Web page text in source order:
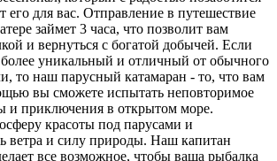
его для вас. Отправление в путешествие
займет 3 часа, что позволит вам
и вернуться с богатой добычей. Если
уникальный и отличный от обычного
то наш парусный катамаран - то, что вам
вы сможете испытать неповторимое
и приключения в открытом море.
красоты под парусами и
ветра и силу природы. Наш капитан
все возможное, чтобы ваша рыбалка